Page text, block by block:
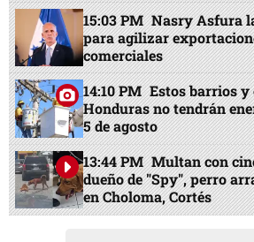
15:03 PM Nasry Asfura
para agilizar
comerciales
14:10 PM Estos barrios y
Honduras no tendrán
5 de agosto
13:44 PM Multan con
dueño de "Spy", perro
en Choloma, Cortés